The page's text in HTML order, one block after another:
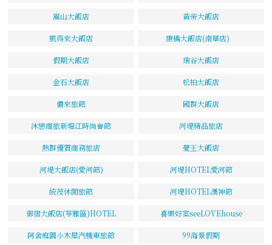
嵩山大飯店 黃帝大飯店
凱得來大飯店 康橋大飯店(南華店)
假期大飯店 瑞谷大飯店
金石大飯店 松柏大飯店
儂來旅館 國群大飯店
沐戀商旅新堀江時尚會館 河堤精品旅店
熱群優質商務旅店 薆王大飯店
河堤大飯店(愛河館) 河堤HOTEL愛河館
統茂休閒旅館 河堤HOTEL漢神館
御宿大飯店(苓雅區)HOTEL 喜樂好室seeLOVEhouse
阿舍庭園小木屋汽機車旅館 99海景假期